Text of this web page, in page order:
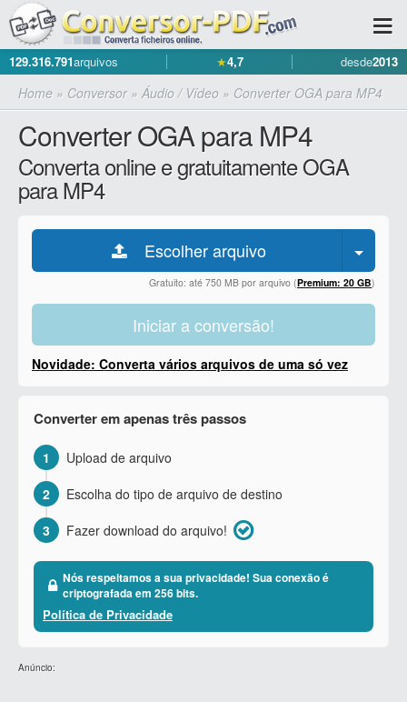
129.316.791arquivos ★4,7 desde2013
Home » Conversor» Áudio / Vídeo » Converter OGA para MP4
Converter OGA para MP4
Converta online e gratuitamente OGA
para MP4
Escolher arquivo
Gratuito: até 750 MB por arquivo (Premium: 20 GB)
Iniciar a conversão!
Novidade: Converta vários arquivos de uma só vez
Converter em apenas três passos
1
Upload de arquivo
2
Escolha do tipo de arquivo de destino
3
Fazer download do arquivo!
Nós respeitamos a sua privacidade! Sua conexão é
criptografada em 256 bits.
Política de Privacidade
Anúncio: